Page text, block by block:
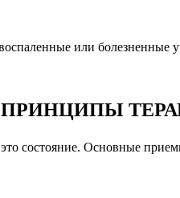
или болезненные
состояние. Основные